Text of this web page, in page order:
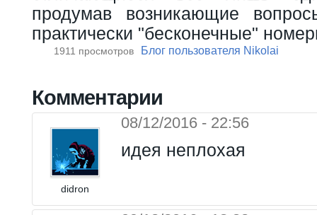
продумав возникающие
практически "бесконечные"
Блог пользователя Nikolai
1911 просмотров
Комментарии
didron
08/12/2016 - 22:56
идея неплохая